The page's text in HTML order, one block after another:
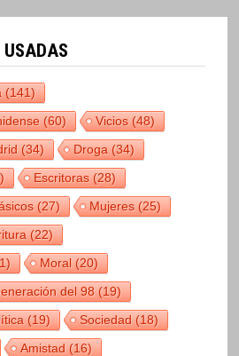
(141)
(60) Vicios(48)
(34) Droga(34)
Escritoras(28)
(27) Mujeres(25)
(22)
Moral(20)
del 98(19)
(19) Sociedad(18)
Amistad(16)